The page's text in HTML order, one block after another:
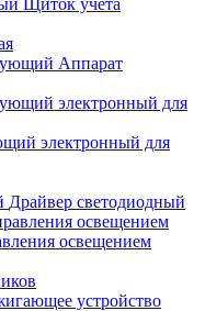
Щиток учета
Аппарат
электронный для
Драйвер светодиодный
освещением